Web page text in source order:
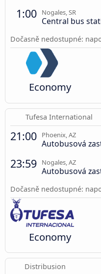
1:00 Nogales, SR
Central bus
Dočasně nedostupné:
Economy
Tufesa International
21:00 Phoenix, AZ
Autobusová
23:59 Nogales, AZ
Autobusová
Dočasně nedostupné:
Economy
Distribusion